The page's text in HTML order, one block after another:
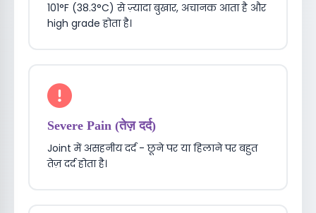
101°F (38.3°C) से ज़्यादा बुखार, अचानक आता है और
high grade होता है।
Severe Pain (तेज़ दर्द)
Joint में असहनीय दर्द - छूने पर या हिलाने पर बहुत
तेज़ दर्द होता है।